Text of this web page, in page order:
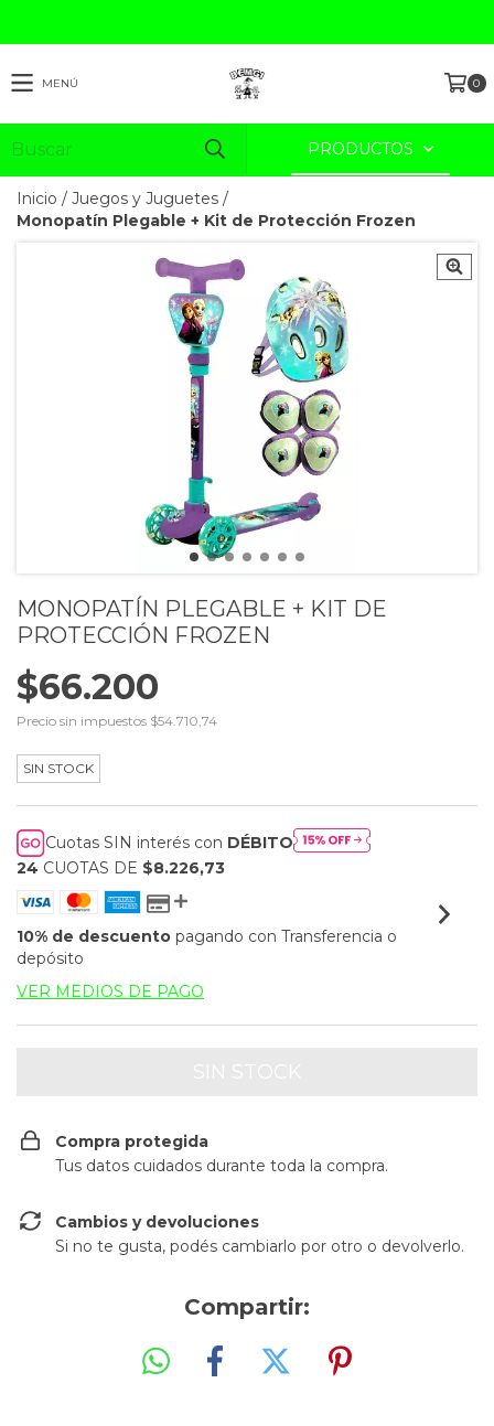
MENÚ 0
PRODUCTOS
Inicio / Juegos y Juguetes /
Monopatín Plegable + Kit de Protección Frozen
MONOPATÍN PLEGABLE + KIT DE
PROTECCIÓN FROZEN
$66.200
Precio sin impuestos $54.710,74
SIN STOCK
Cuotas SIN interés con DÉBITO
24 CUOTAS DE $8.226,73
10% de descuento pagando con Transferencia o
depósito
VER MEDIOS DE PAGO
Compra protegida
Tus datos cuidados durante toda la compra.
Cambios y devoluciones
Si no te gusta, podés cambiarlo por otro o devolverlo.
Compartir: